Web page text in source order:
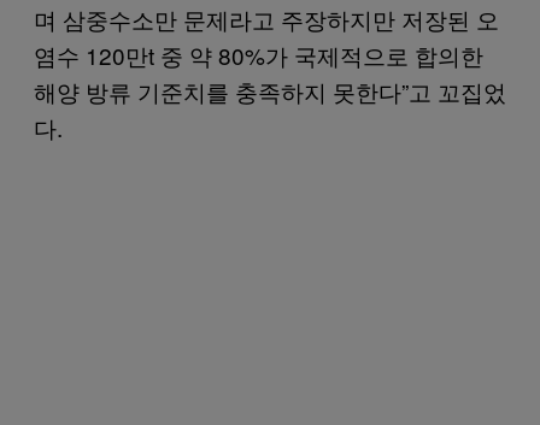
며 삼중수소만 문제라고 주장하지만 저장된 오
염수 120만t 중 약 80%가 국제적으로 합의한
해양 방류 기준치를 충족하지 못한다”고 꼬집었
다.